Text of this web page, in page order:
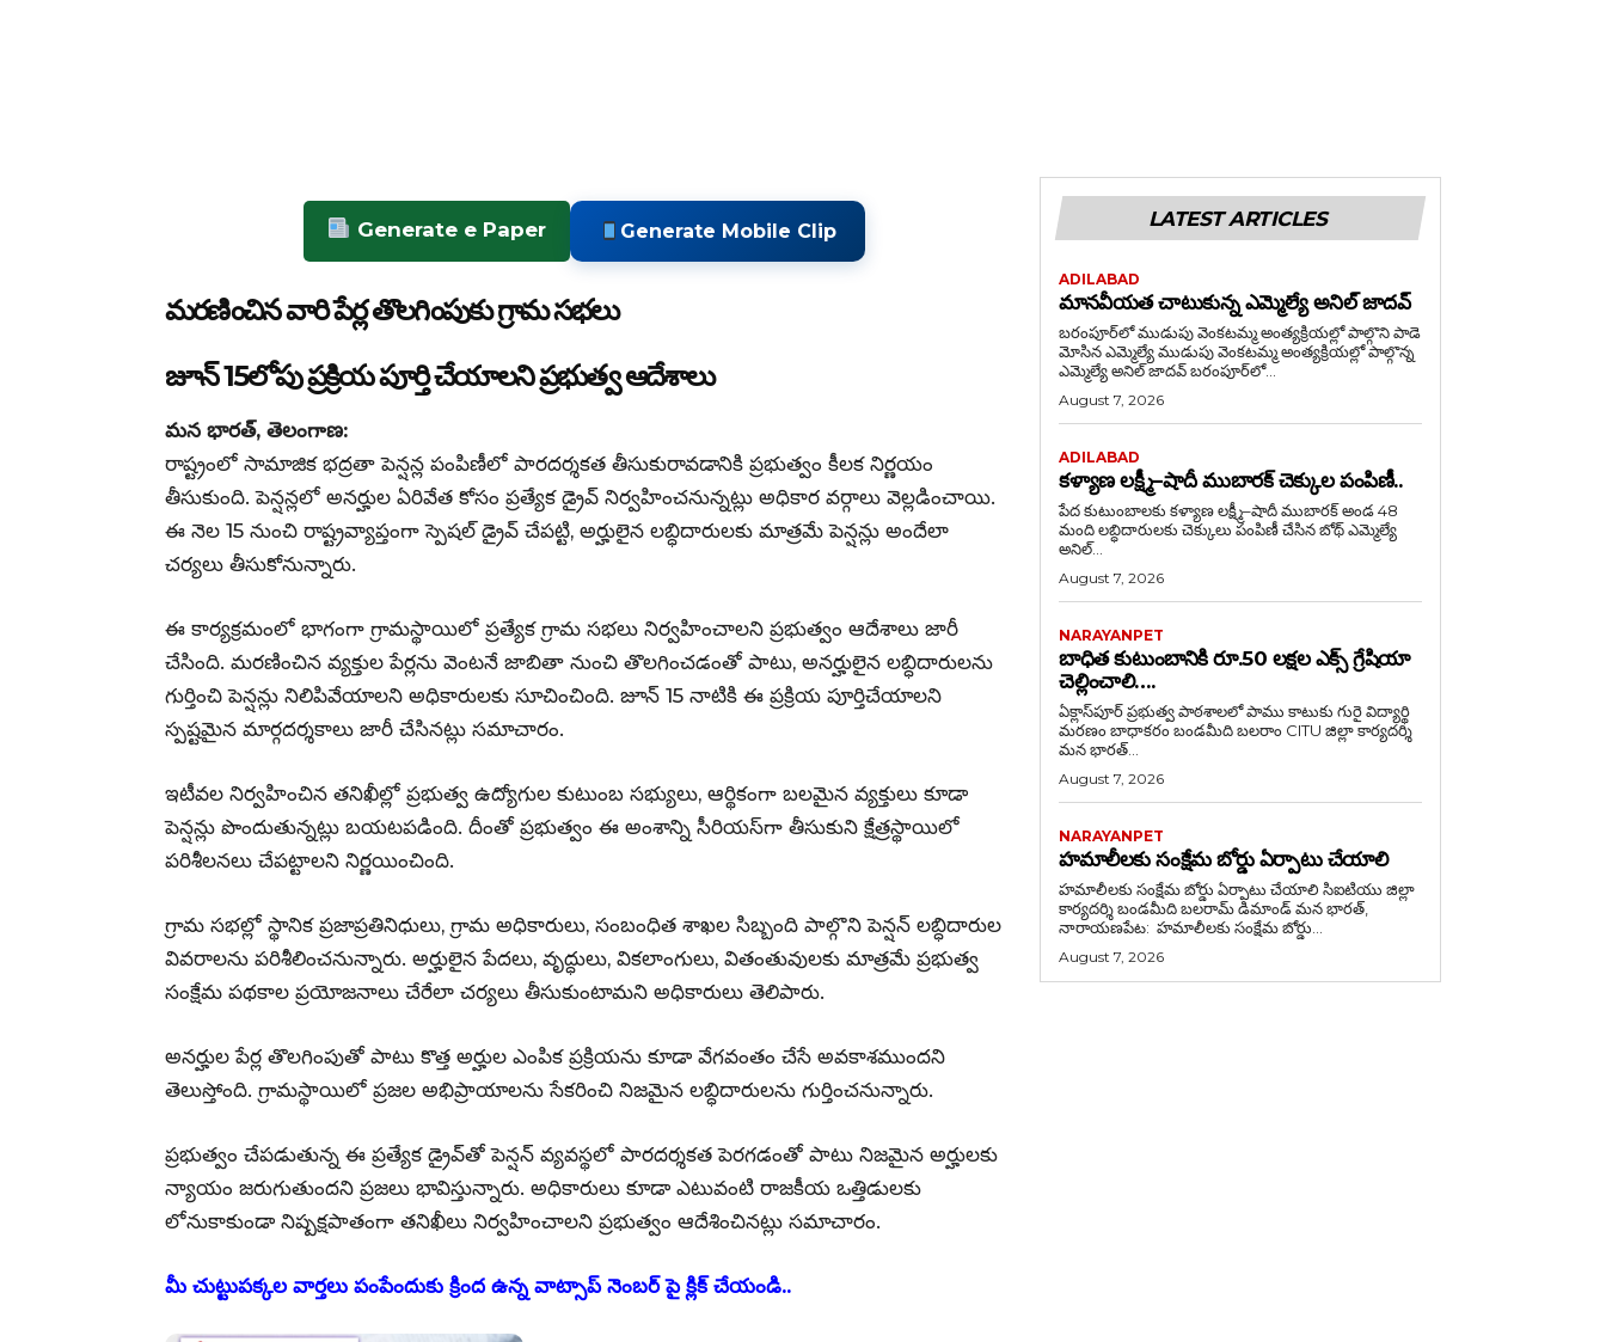
Generate e Paper Generate Mobile Clip
మరణించిన వారి పేర్ల తొలగింపుకు గ్రామ సభలు
జూన్ 15లోపు ప్రక్రియ పూర్తి చేయాలని ప్రభుత్వ ఆదేశాలు
మన భారత్, తెలంగాణ:
రాష్ట్రంలో సామాజిక భద్రతా పెన్షన్ల పంపిణీలో పారదర్శకత తీసుకురావడానికి ప్రభుత్వం కీలక నిర్ణయం
తీసుకుంది. పెన్షన్లలో అనర్హుల ఏరివేత కోసం ప్రత్యేక డ్రైవ్ నిర్వహించనున్నట్లు అధికార వర్గాలు వెల్లడించాయి.
ఈ నెల 15 నుంచి రాష్ట్రవ్యాప్తంగా స్పెషల్ డ్రైవ్ చేపట్టి, అర్హులైన లబ్ధిదారులకు మాత్రమే పెన్షన్లు అందేలా
చర్యలు తీసుకోనున్నారు.
ఈ కార్యక్రమంలో భాగంగా గ్రామస్థాయిలో ప్రత్యేక గ్రామ సభలు నిర్వహించాలని ప్రభుత్వం ఆదేశాలు జారీ
చేసింది. మరణించిన వ్యక్తుల పేర్లను వెంటనే జాబితా నుంచి తొలగించడంతో పాటు, అనర్హులైన లబ్ధిదారులను
గుర్తించి పెన్షన్లు నిలిపివేయాలని అధికారులకు సూచించింది. జూన్ 15 నాటికి ఈ ప్రక్రియ పూర్తిచేయాలని
స్పష్టమైన మార్గదర్శకాలు జారీ చేసినట్లు సమాచారం.
ఇటీవల నిర్వహించిన తనిఖీల్లో ప్రభుత్వ ఉద్యోగుల కుటుంబ సభ్యులు, ఆర్థికంగా బలమైన వ్యక్తులు కూడా
పెన్షన్లు పొందుతున్నట్లు బయటపడింది. దీంతో ప్రభుత్వం ఈ అంశాన్ని సీరియస్‌గా తీసుకుని క్షేత్రస్థాయిలో
పరిశీలనలు చేపట్టాలని నిర్ణయించింది.
గ్రామ సభల్లో స్థానిక ప్రజాప్రతినిధులు, గ్రామ అధికారులు, సంబంధిత శాఖల సిబ్బంది పాల్గొని పెన్షన్ లబ్ధిదారుల
వివరాలను పరిశీలించనున్నారు. అర్హులైన పేదలు, వృద్ధులు, వికలాంగులు, వితంతువులకు మాత్రమే ప్రభుత్వ
సంక్షేమ పథకాల ప్రయోజనాలు చేరేలా చర్యలు తీసుకుంటామని అధికారులు తెలిపారు.
అనర్హుల పేర్ల తొలగింపుతో పాటు కొత్త అర్హుల ఎంపిక ప్రక్రియను కూడా వేగవంతం చేసే అవకాశముందని
తెలుస్తోంది. గ్రామస్థాయిలో ప్రజల అభిప్రాయాలను సేకరించి నిజమైన లబ్ధిదారులను గుర్తించనున్నారు.
ప్రభుత్వం చేపడుతున్న ఈ ప్రత్యేక డ్రైవ్‌తో పెన్షన్ వ్యవస్థలో పారదర్శకత పెరగడంతో పాటు నిజమైన అర్హులకు
న్యాయం జరుగుతుందని ప్రజలు భావిస్తున్నారు. అధికారులు కూడా ఎటువంటి రాజకీయ ఒత్తిడులకు
లోనుకాకుండా నిష్పక్షపాతంగా తనిఖీలు నిర్వహించాలని ప్రభుత్వం ఆదేశించినట్లు సమాచారం.
మీ చుట్టుపక్కల వార్తలు పంపేందుకు క్రింద ఉన్న వాట్సాప్ నెంబర్ పై క్లిక్ చేయండి..
LATEST ARTICLES
ADILABAD
మానవీయత చాటుకున్న ఎమ్మెల్యే అనిల్ జాదవ్
బరంపూర్‌లో ముడుపు వెంకటమ్మ అంత్యక్రియల్లో పాల్గొని పాడె
మోసిన ఎమ్మెల్యే ముడుపు వెంకటమ్మ అంత్యక్రియల్లో పాల్గొన్న
ఎమ్మెల్యే అనిల్ జాదవ్ బరంపూర్‌లో...
August 7, 2026
ADILABAD
కళ్యాణ లక్ష్మీ–షాదీ ముబారక్ చెక్కుల పంపిణీ..
పేద కుటుంబాలకు కళ్యాణ లక్ష్మీ–షాదీ ముబారక్ అండ 48
మంది లబ్ధిదారులకు చెక్కులు పంపిణీ చేసిన బోథ్ ఎమ్మెల్యే
అనిల్...
August 7, 2026
NARAYANPET
బాధిత కుటుంబానికి రూ.50 లక్షల ఎక్స్ గ్రేషియా
చెల్లించాలి….
ఏక్లాస్‌పూర్ ప్రభుత్వ పాఠశాలలో పాము కాటుకు గురై విద్యార్థి
మరణం బాధాకరం బండమీది బలరాం CITU జిల్లా కార్యదర్శి
మన భారత్...
August 7, 2026
NARAYANPET
హమాలీలకు సంక్షేమ బోర్డు ఏర్పాటు చేయాలి
హమాలీలకు సంక్షేమ బోర్డు ఏర్పాటు చేయాలి సిఐటియు జిల్లా
కార్యదర్శి బండమీది బలరామ్ డిమాండ్ మన భారత్,
నారాయణపేట: హమాలీలకు సంక్షేమ బోర్డు...
August 7, 2026